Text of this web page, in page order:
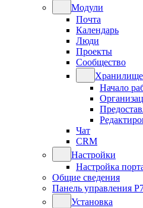
Модули
Почта
Календарь
Люди
Проекты
Сообщество
Начало
Чат
CRM
Настройки
Настройка
Общие сведения
Панель управления
Установка